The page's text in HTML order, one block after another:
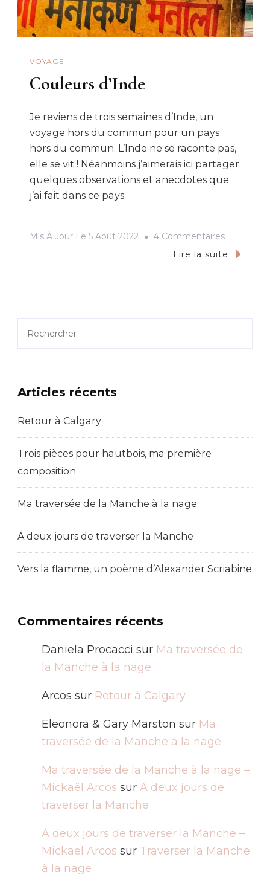
VOYAGE
Couleurs d’Inde
Je reviens de trois semaines d’Inde, un
voyage hors du commun pour un pays
hors du commun. L’Inde ne se raconte pas,
elle se vit ! Néanmoins j’aimerais ici partager
quelques observations et anecdotes que
j’ai fait dans ce pays.
Mis À Jour Le 5 Août 2022 4 CommentairesSur
Couleurs
Lire la suite
Articles récents
Retour à Calgary
Trois pièces pour hautbois, ma première
composition
Ma traversée de la Manche à la nage
A deux jours de traverser la Manche
Vers la flamme, un poème d’Alexander Scriabine
Commentaires récents
Daniela Procacci sur Ma traversée de
la Manche à la nage
Arcos sur Retour à Calgary
Eleonora & Gary Marston sur Ma
traversée de la Manche à la nage
Ma traversée de la Manche à la nage –
Mickaël Arcos sur A deux jours de
traverser la Manche
A deux jours de traverser la Manche –
Mickaël Arcos sur Traverser la Manche
à la nage